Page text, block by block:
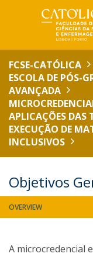
FCSE-CATÓLICA
ESCOLA DE PÓS-
AVANÇADA
APLICAÇÕES DAS
EXECUÇÃO DE
INCLUSIVOS
Objetivos
OVERVIEW
A microcredencial